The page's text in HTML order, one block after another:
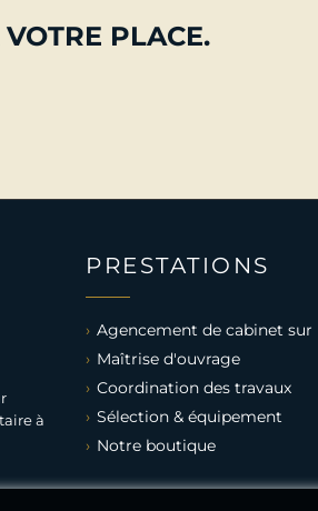
PLACE.
à
PRESTATIONS
Agencement de cabinet sur
Maîtrise d'ouvrage
Coordination des travaux
Sélection & équipement
Notre boutique